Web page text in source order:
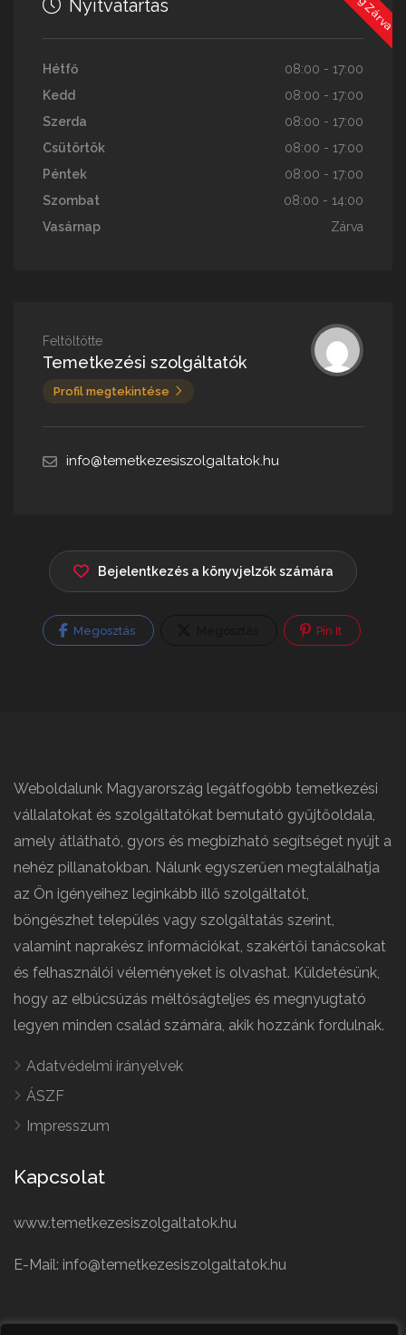
Nyitvatartás
Hétfő
08:00 - 17:00
Kedd
08:00 - 17:00
Szerda
08:00 - 17:00
Csütörtök
08:00 - 17:00
Péntek
08:00 - 17:00
Szombat
08:00 - 14:00
Vasárnap
Zárva
Feltöltötte
Temetkezési szolgáltatók
Profil megtekintése
info@temetkezesiszolgaltatok.hu
Bejelentkezés a könyvjelzők számára
Megosztás Pin It
Weboldalunk Magyarország legátfogóbb temetkezési
vállalatokat és szolgáltatókat bemutató gyűjtőoldala,
amely átlátható, gyors és megbízható segítséget nyújt a
nehéz pillanatokban. Nálunk egyszerűen megtalálhatja
az Ön igényeihez leginkább illő szolgáltatót,
böngészhet település vagy szolgáltatás szerint,
valamint naprakész információkat, szakértői tanácsokat
és felhasználói véleményeket is olvashat. Küldetésünk,
hogy az elbúcsúzás méltóságteljes és megnyugtató
legyen minden család számára, akik hozzánk fordulnak.
Adatvédelmi irányelvek
ÁSZF
Impresszum
Kapcsolat
www.temetkezesiszolgaltatok.hu
E-Mail: info@temetkezesiszolgaltatok.hu